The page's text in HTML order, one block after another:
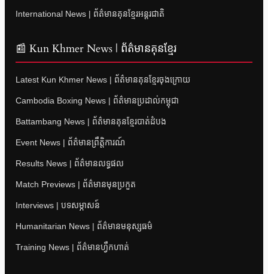
International News | ព័ត៌មានគុនខ្មែរអន្តរជាតិ
📰 Kun Khmer News | ព័ត៌មានគុនខ្មែរ
Latest Kun Khmer News | ព័ត៌មានគុនខ្មែរចុងក្រោយ
Cambodia Boxing News | ព័ត៌មានប្រដាល់កម្ពុជា
Battambang News | ព័ត៌មានគុនខ្មែរបាត់ដំបង
Event News | ព័ត៌មានព្រឹត្តិការណ៍
Results News | ព័ត៌មានលទ្ធផល
Match Previews | ព័ត៌មានមុនប្រកួត
Interviews | បទសម្ភាសន៍
Humanitarian News | ព័ត៌មានមនុស្សធម៌
Training News | ព័ត៌មានហ្វឹកហាត់